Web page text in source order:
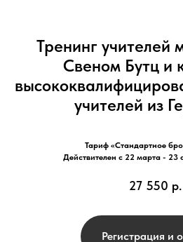
Тренинг учителей
Свеном Бутц и
учителей из
Тариф «Стандартное
Действителен с 22 марта - 23
27 550 р.
Регистрация и